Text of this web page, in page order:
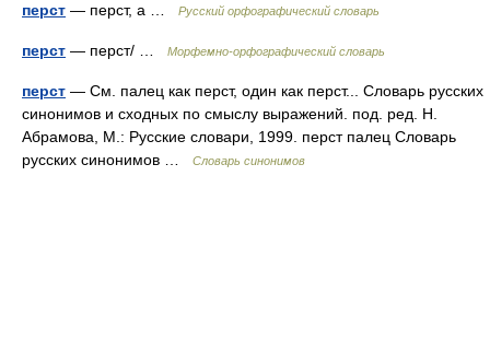
перст — перст, а … Русский орфографический словарь
перст — перст/ … Морфемно-орфографический словарь
перст — См. палец как перст, один как перст... Словарь русских
синонимов и сходных по смыслу выражений. под. ред. Н.
Абрамова, М.: Русские словари, 1999. перст палец Словарь
русских синонимов …
Словарь синонимов